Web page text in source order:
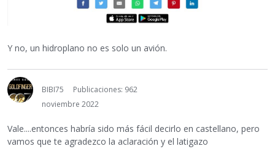
Y no, un hidroplano no es solo un avión.
BIBI75
Publicaciones: 962
noviembre 2022
Vale....entonces habría sido más fácil decirlo en castellano, pero
vamos que te agradezco la aclaración y el latigazo